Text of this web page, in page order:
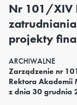
Nr 101/XIV
projekty
ARCHIWALNE
Zarządzenie nr
Rektora Akademii
z dnia 30 grudnia